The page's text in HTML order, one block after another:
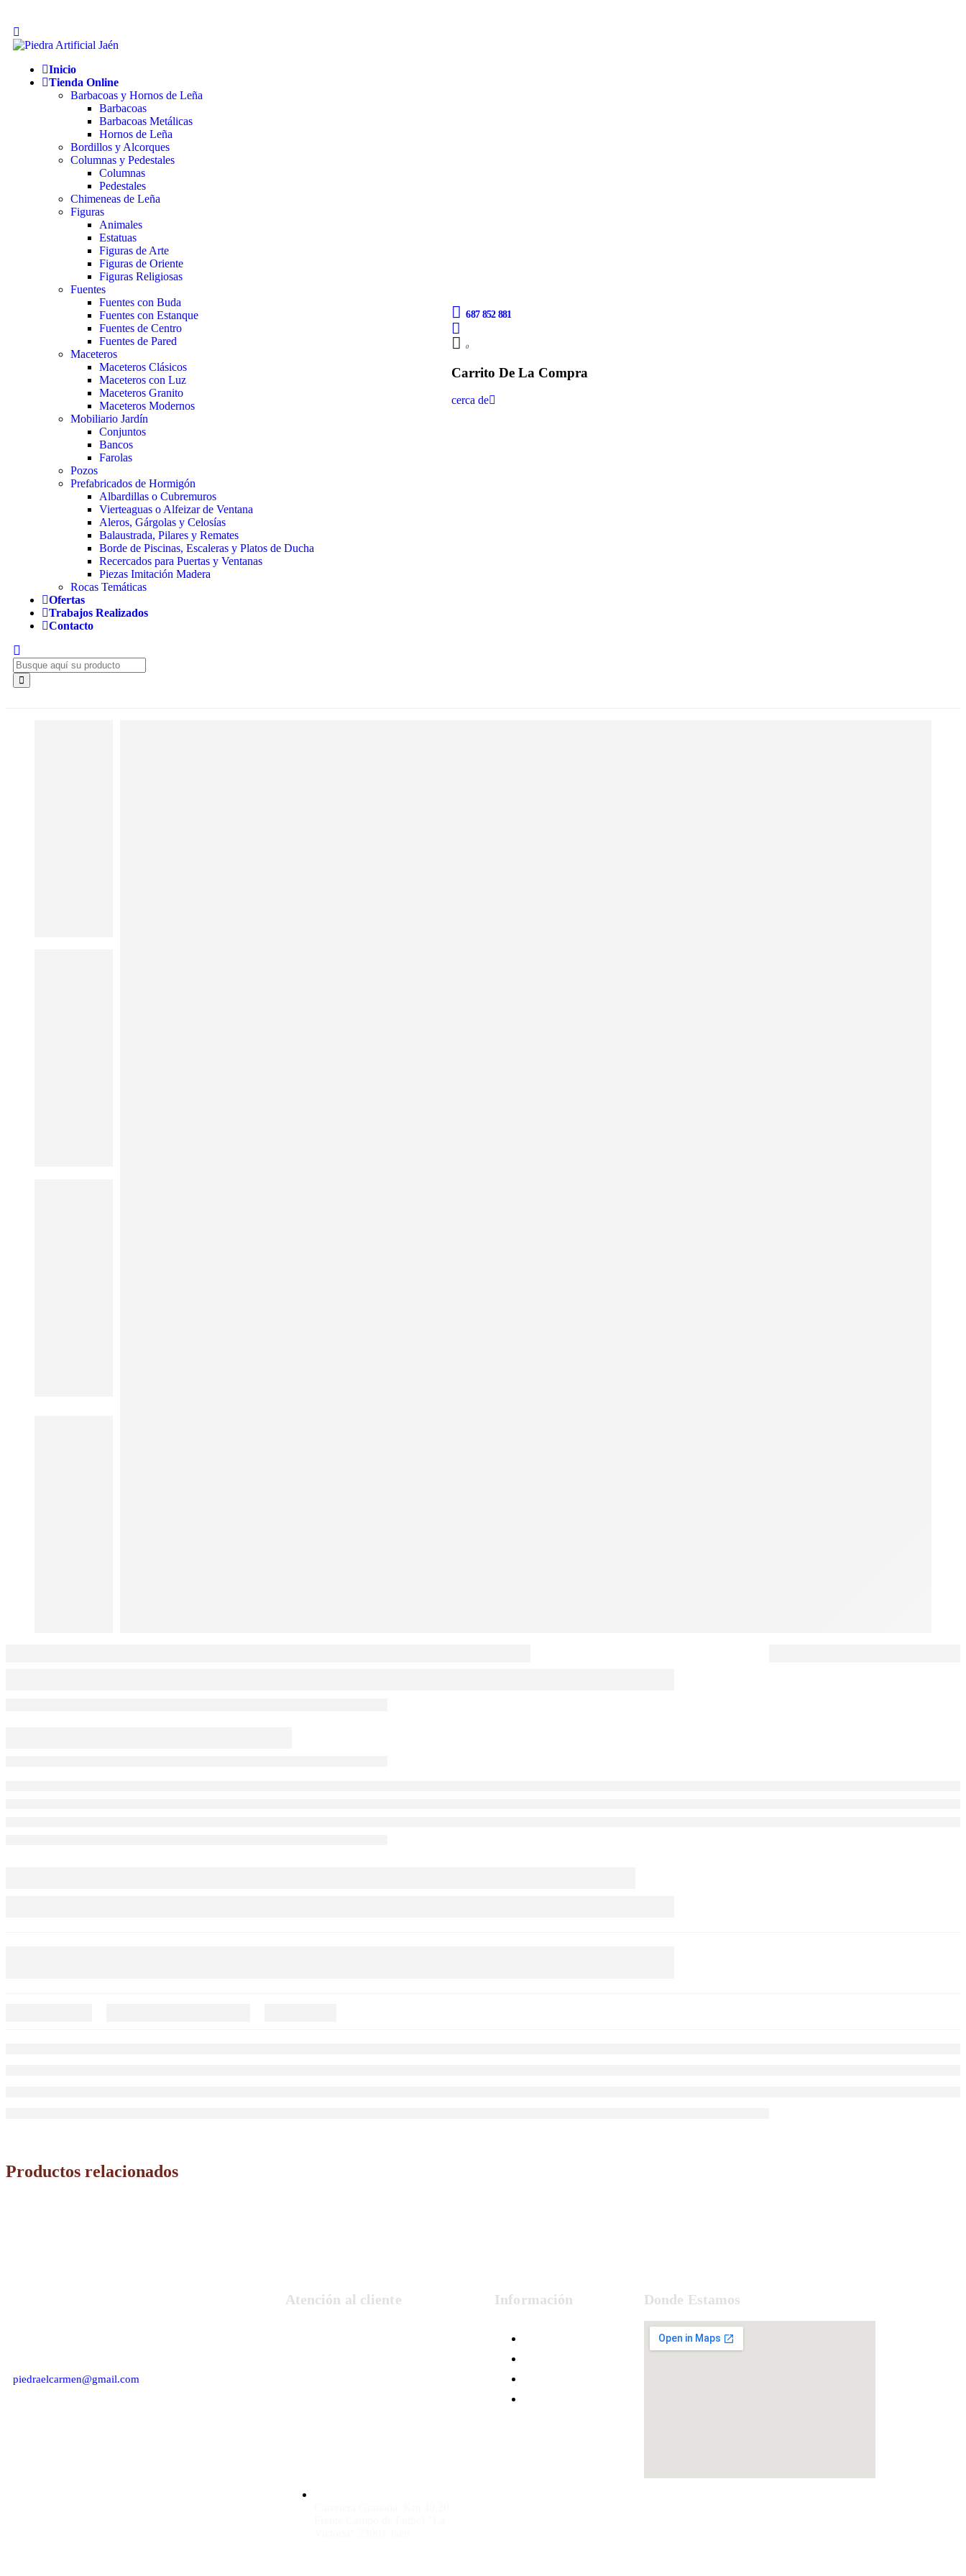
Inicio
Tienda Online
Barbacoas y Hornos de Leña
Barbacoas
Barbacoas Metálicas
Hornos de Leña
Bordillos y Alcorques
Columnas y Pedestales
Columnas
Pedestales
Chimeneas de Leña
Figuras
Animales
Estatuas
Figuras de Arte
Figuras de Oriente
Figuras Religiosas
Fuentes
Fuentes con Buda
Fuentes con Estanque
Fuentes de Centro
Fuentes de Pared
Maceteros
Maceteros Clásicos
Maceteros con Luz
Maceteros Granito
Maceteros Modernos
Mobiliario Jardín
Conjuntos
Bancos
Farolas
Pozos
Prefabricados de Hormigón
Albardillas o Cubremuros
Vierteaguas o Alfeizar de Ventana
Aleros, Gárgolas y Celosías
Balaustrada, Pilares y Remates
Borde de Piscinas, Escaleras y Platos de Ducha
Recercados para Puertas y Ventanas
Piezas Imitación Madera
Rocas Temáticas
Ofertas
Trabajos Realizados
Contacto
687 852 881
0
Carrito De La Compra
cerca de
Productos relacionados
piedraelcarmen@gmail.com
Atención al cliente Información Donde Estamos